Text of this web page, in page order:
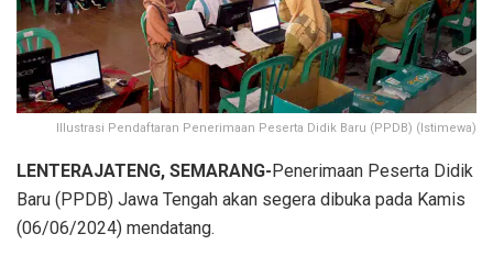
Illustrasi Pendaftaran Penerimaan Peserta Didik Baru (PPDB) (Istimewa)
LENTERAJATENG, SEMARANG-Penerimaan Peserta Didik
Baru (PPDB) Jawa Tengah akan segera dibuka pada Kamis
(06/06/2024) mendatang.